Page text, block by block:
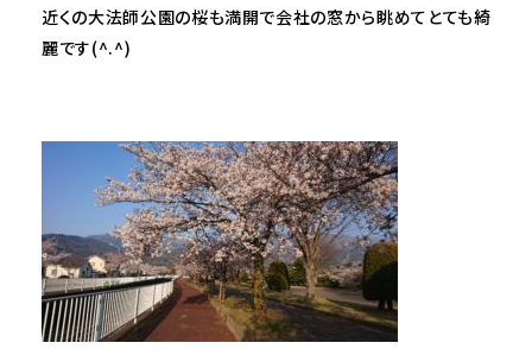
近くの大法師公園の桜も満開で会社の窓から眺めてとても綺
麗です(^.^)